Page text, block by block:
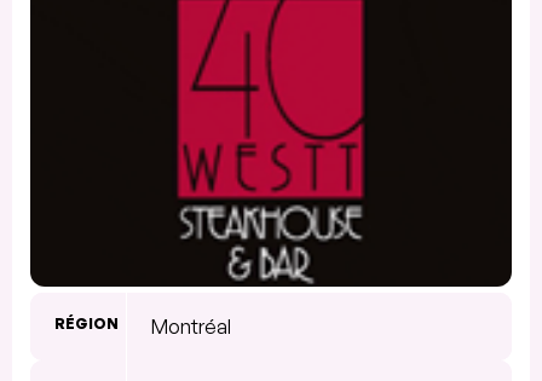
RÉGION Montréal